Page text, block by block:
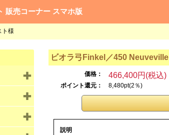
販売コーナー スマホ版
ト様
ビオラ弓Finkel／450 Neuveville
価格： 466,400円(税込)
ポイント還元： 8,480pt(2％)
説明